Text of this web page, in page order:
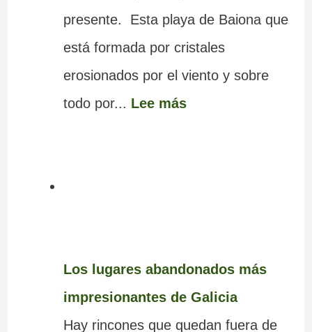
presente. Esta playa de Baiona que
está formada por cristales
erosionados por el viento y sobre
todo por... Lee más
Los lugares abandonados más
impresionantes de Galicia
Hay rincones que quedan fuera de